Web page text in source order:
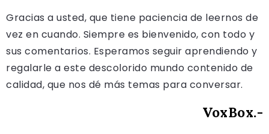
Gracias a usted, que tiene paciencia de leernos de
vez en cuando. Siempre es bienvenido, con todo y
sus comentarios. Esperamos seguir aprendiendo y
regalarle a este descolorido mundo contenido de
calidad, que nos dé más temas para conversar.
VoxBox.-